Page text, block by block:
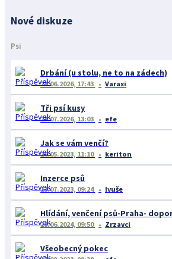
Nové diskuze
Psi
Drbání (u stolu, ne to na zádech)
23.06.2026, 17:43 Varaxi
Tři psí kusy
28.07.2026, 13:03 efe
Jak se vám venčí?
26.05.2023, 11:10 keriton
Inzerce psů
13.07.2023, 09:24 Ivuše
Hlídání, venčení psů-Praha-
28.06.2024, 09:50 Zrzavci
Všeobecný pokec